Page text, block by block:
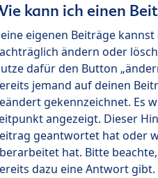
kann ich einen
eigenen Beiträge
ändern oder
dafür den Button
jemand auf deinen
gekennzeichnet. Es
angezeigt. Dieser
geantwortet hat oder
hat. Bitte
dazu eine Antwort gibt.